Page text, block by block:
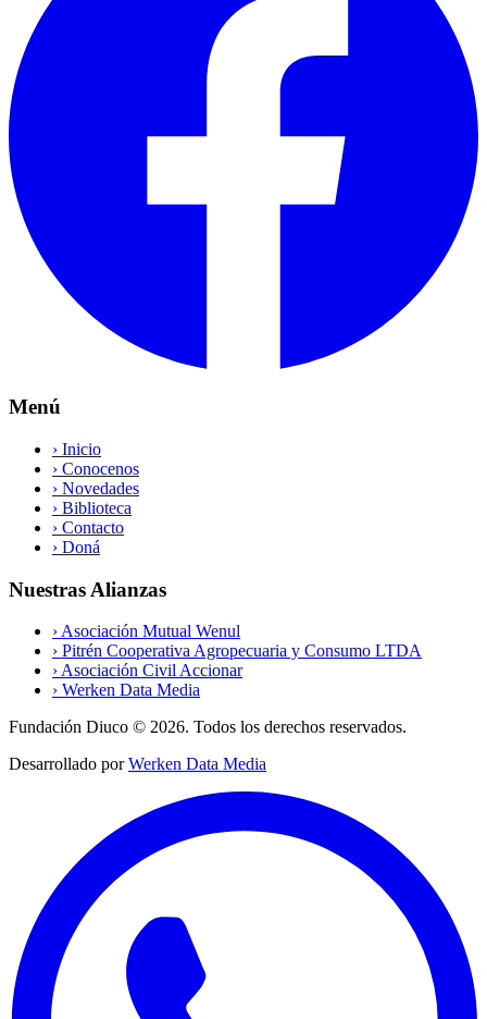
Menú
› Inicio
› Conocenos
› Novedades
› Biblioteca
› Contacto
› Doná
Nuestras Alianzas
› Asociación Mutual Wenul
› Pitrén Cooperativa Agropecuaria y Consumo LTDA
› Asociación Civil Accionar
› Werken Data Media
Fundación Diuco © 2026. Todos los derechos reservados.
Desarrollado por Werken Data Media